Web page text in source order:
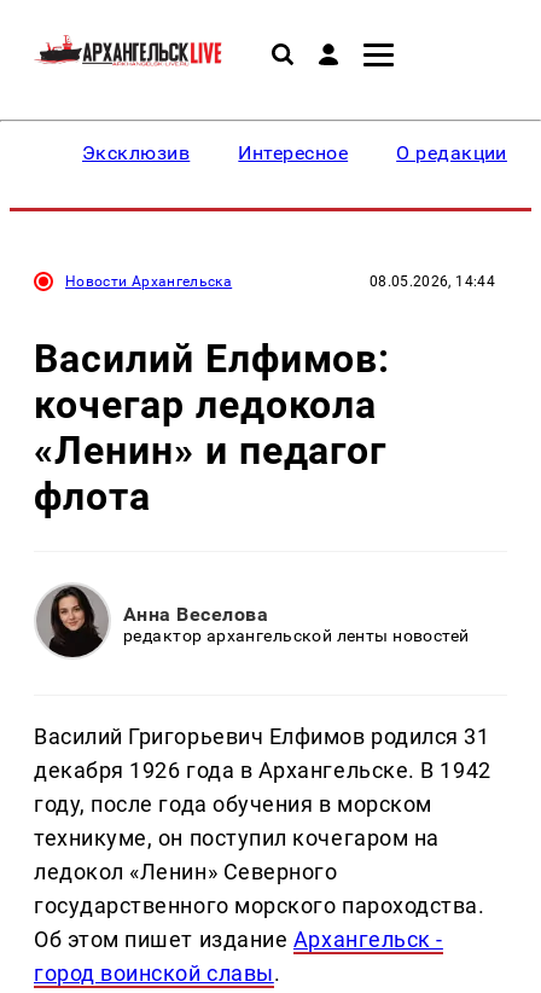
Эксклюзив Интересное О редакции
Новости Архангельска 08.05.2026, 14:44
Василий Елфимов:
кочегар ледокола
«Ленин» и педагог
флота
Анна Веселова
редактор архангельской ленты новостей
Василий Григорьевич Елфимов родился 31
декабря 1926 года в Архангельске. В 1942
году, после года обучения в морском
техникуме, он поступил кочегаром на
ледокол «Ленин» Северного
государственного морского пароходства.
Об этом пишет издание Архангельск -
город воинской славы.